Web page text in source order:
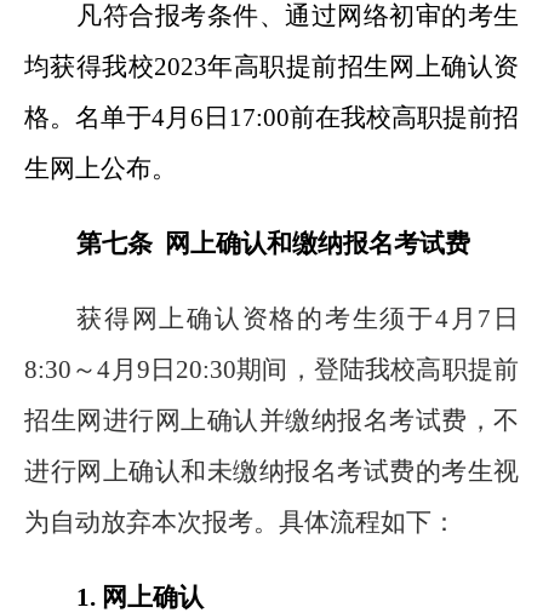
凡符合报考条件、通过网络初审的考生
均获得我校2023年高职提前招生网上确认资
格。名单于4月6日17:00前在我校高职提前招
生网上公布。
第七条 网上确认和缴纳报名考试费
获得网上确认资格的考生须于4月7日
8:30～4月9日20:30期间，登陆我校高职提前
招生网进行网上确认并缴纳报名考试费，不
进行网上确认和未缴纳报名考试费的考生视
为自动放弃本次报考。具体流程如下：
1. 网上确认